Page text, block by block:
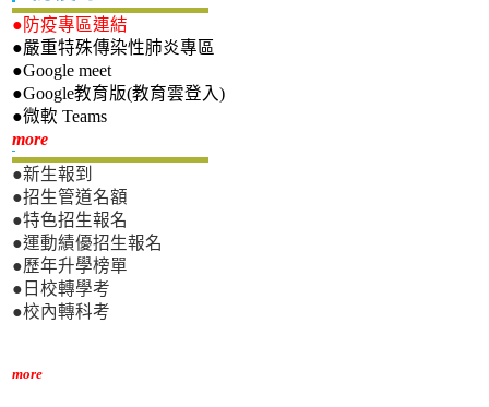
●防疫專區連結
●嚴重特殊傳染性肺炎專區
●Google meet
●Google教育版(教育雲登入)
●微軟 Teams
more新生專區
●新生報到
●招生管道名額
●特色招生報名
●運動績優招生報名
●歷年升學榜單
●日校轉學考
●校內轉科考
more